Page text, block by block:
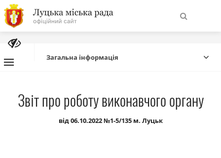
На
головну
сайту
Про місто
Міська влада
Загальна інформація
Звіт про роботу виконавчого органу
від 06.10.2022 №1-5/135 м. Луцьк